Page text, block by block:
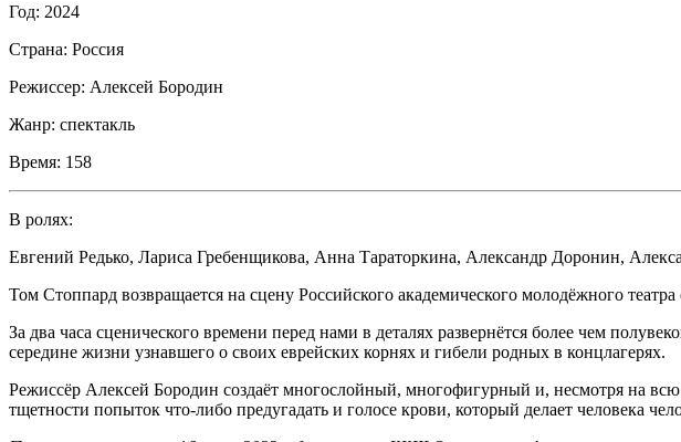
Год: 2024
Страна: Россия
Режиссер: Алексей Бородин
Жанр: спектакль
Время: 158
В ролях:
Евгений Редько, Лариса Гребенщикова, Анна Тараторкина, Александр Доронин,
Том Стоппард возвращается на сцену Российского академического молодёжного
За два часа сценического времени перед нами в деталях развернётся более чем
середине жизни узнавшего о своих еврейских корнях и гибели родных в концлагерях.
Режиссёр Алексей Бородин создаёт многослойный, многофигурный и, несмотря на
тщетности попыток что-либо предугадать и голосе крови, который делает человека